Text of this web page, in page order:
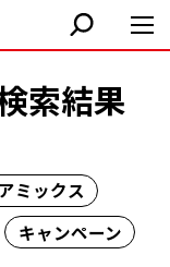
索結果
ミックス
キャンペーン